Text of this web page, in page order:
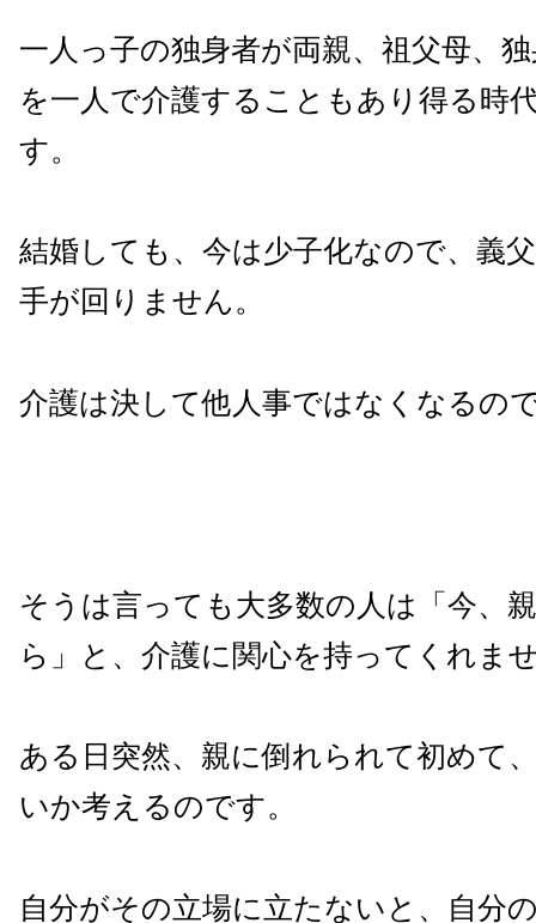
一人っ子の独身者が両親、祖父母、
を一人で介護することもあり得る時
す。
結婚しても、今は少子化なので、義
手が回りません。
介護は決して他人事ではなくなるの
そうは言っても大多数の人は「今、
ら」と、介護に関心を持ってくれま
ある日突然、親に倒れられて初めて
いか考えるのです。
自分がその立場に立たないと、自分